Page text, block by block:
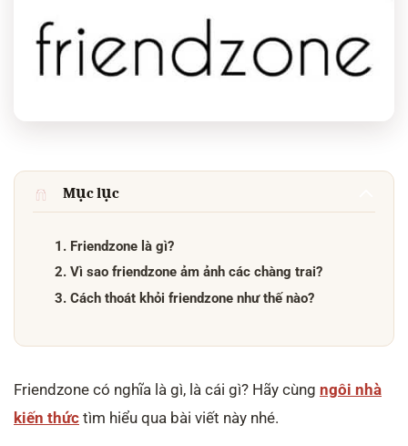
Mục lục
1. Friendzone là gì?
2. Vì sao friendzone ảm ảnh các chàng trai?
3. Cách thoát khỏi friendzone như thế nào?
Friendzone có nghĩa là gì, là cái gì? Hãy cùng ngôi nhà
kiến thức tìm hiểu qua bài viết này nhé.